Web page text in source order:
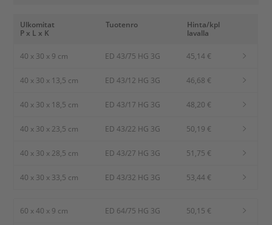
Ulkomitat
P x L x K
Tuotenro
Hinta/kpl
lavalla
40 x 30 x 9 cm ED 43/75 HG 3G 45,14 €
40 x 30 x 13,5 cm ED 43/12 HG 3G 46,68 €
40 x 30 x 18,5 cm ED 43/17 HG 3G 48,20 €
40 x 30 x 23,5 cm ED 43/22 HG 3G 50,19 €
40 x 30 x 28,5 cm ED 43/27 HG 3G 51,75 €
40 x 30 x 33,5 cm ED 43/32 HG 3G 53,44 €
60 x 40 x 9 cm ED 64/75 HG 3G 50,15 €